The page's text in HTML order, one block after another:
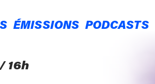
ÉMISSIONS PODCASTS
16h